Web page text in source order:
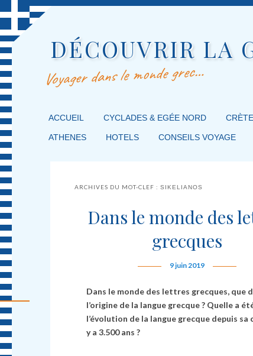
DÉCOUVRIR LA
Voyager dans le monde grec…
MENU PRINCIPAL
MASQUER LA NAVIGATION PRINCIPALE
MASQUER LA NAVIGATION SECONDAIRE
ACCUEIL CYCLADES & EGÉE NORD
ATHENES HOTELS CONSEILS VOYAGE
ARCHIVES DU MOT-CLEF :SIKELIANOS
Dans le monde des
grecques
9 juin 2019
Dans le monde des lettres grecques, que
l’origine de la langue grecque ? Quelle a
l’évolution de la langue grecque depuis sa
y a 3.500 ans ?